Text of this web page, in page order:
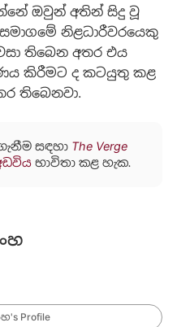
ඔවුන් අතින් සිදු වූ
සමාගමේ නිළධාරීවරයෙකු
තිබෙන අතර එය
කිරීමට ද කටයුතු කළ
තිබෙනවා.
සඳහා The Verge
භාවිතා කළ හැක.
Profile